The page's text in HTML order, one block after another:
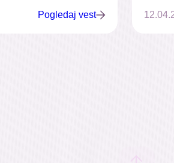
Pogledaj vest